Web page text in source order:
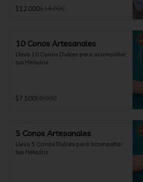
$12.000$14.000
-
10 Conos Artesanales
Lleva 10 Conos Dulces para acompañar
tus Helados
$7.100$8.000
-
5 Conos Artesanales
Lleva 5 Conos Dulces para acompañar
tus Helados